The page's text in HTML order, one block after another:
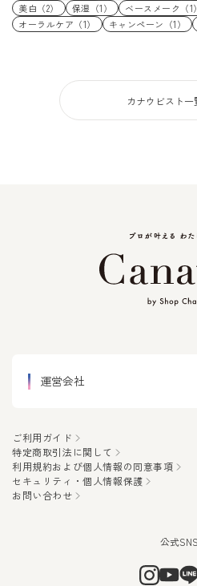
美白（2）
保湿（1） ベースメーク（1）
オーラルケア（1）
キャンペーン（1）
運営会社
ご利用ガイド
特定商取引法に関して
利用規約および個人情報の同意事項
セキュリティ・個人情報保護
お問い合わせ